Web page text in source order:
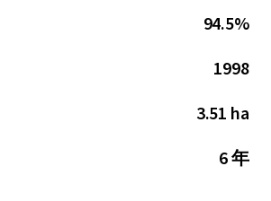
94.5%
1998
3.51 ha
6 年